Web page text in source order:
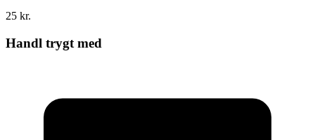
25 kr.
Handl trygt med